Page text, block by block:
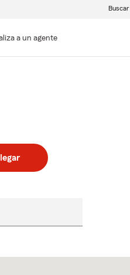
a un agente
Buscar